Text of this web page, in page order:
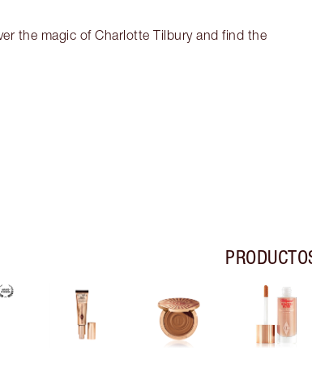
the magic of Charlotte Tilbury and find the